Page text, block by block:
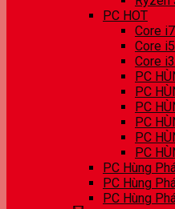
PC HOT
Core i7
Core i5
Core i3
PC
PC
PC
PC
PC
PC
PC Hùng
PC Hùng
PC Hùng